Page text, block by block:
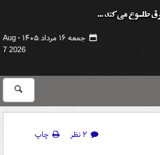
جمعه ۱۶ مرداد ۱۴۰۵ -
Aug
7 2026
۲ نظر
چاپ